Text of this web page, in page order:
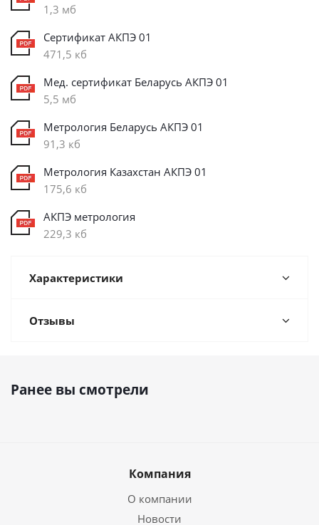
1,3 мб
Сертификат АКПЭ 01
471,5 кб
Мед. сертификат Беларусь АКПЭ 01
5,5 мб
Метрология Беларусь АКПЭ 01
91,3 кб
Метрология Казахстан АКПЭ 01
175,6 кб
АКПЭ метрология
229,3 кб
Характеристики
Отзывы
Ранее вы смотрели
Компания
О компании
Новости